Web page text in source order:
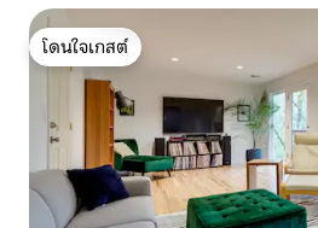
โดนใจเกสต์
โดนใจเกสต์